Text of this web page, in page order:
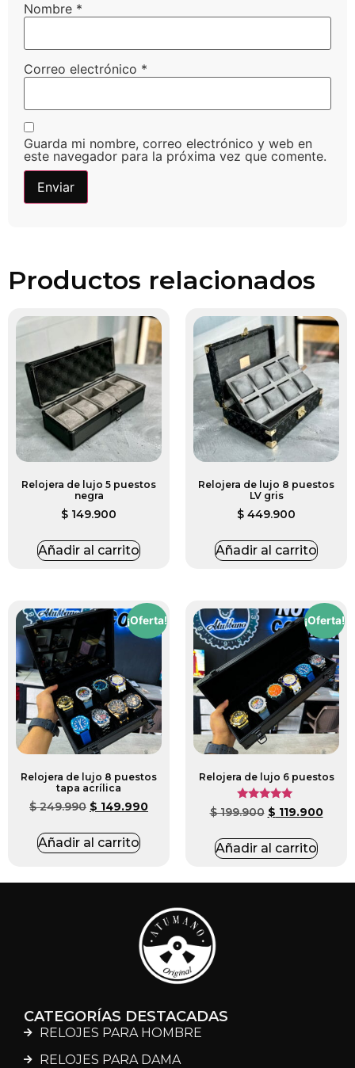
Nombre *
Correo electrónico *
Guarda mi nombre, correo electrónico y web en
este navegador para la próxima vez que comente.
Productos relacionados
Relojera de lujo 5 puestos
negra
$ 149.900
Añadir al carrito
Relojera de lujo 8 puestos
LV gris
$ 449.900
Añadir al carrito
¡Oferta!
Relojera de lujo 8 puestos
tapa acrílica
$249.990 $ 149.990
Añadir al carrito
¡Oferta!
Relojera de lujo 6 puestos
Valorado
con
de 5
$199.900 $ 119.900
Añadir al carrito
CATEGORÍAS DESTACADAS
RELOJES PARA HOMBRE
RELOJES PARA DAMA